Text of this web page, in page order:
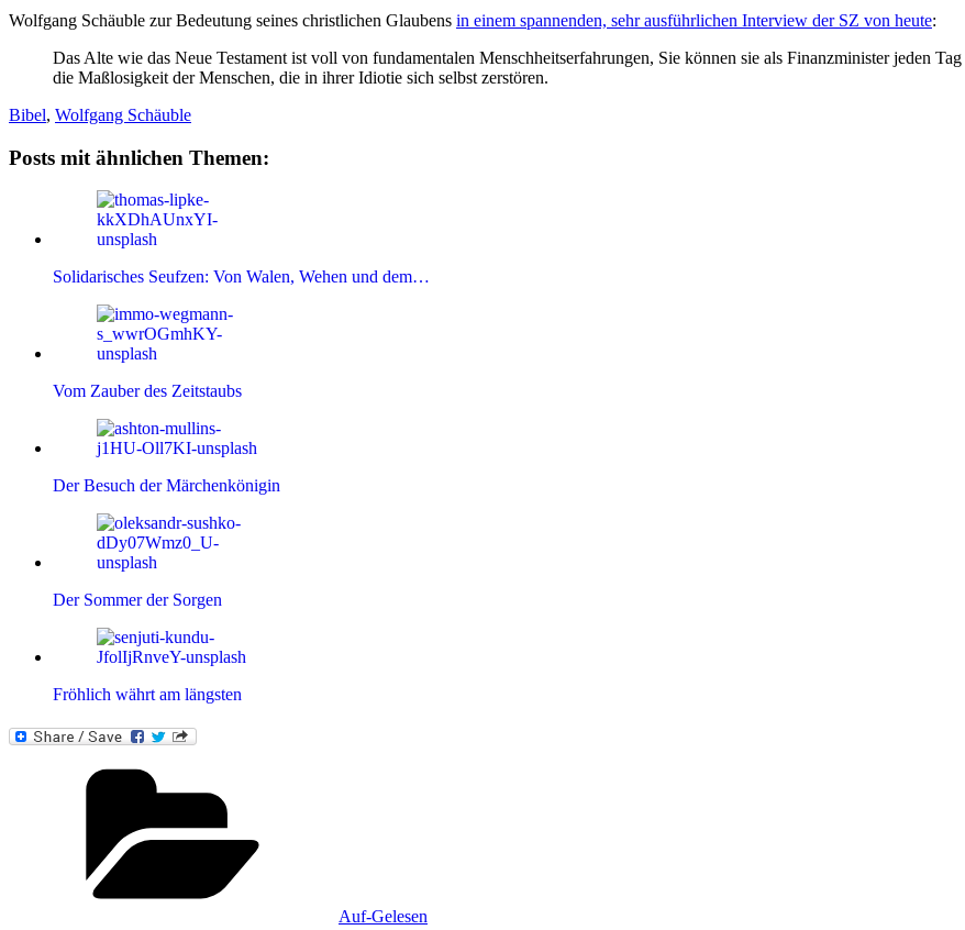
Wolfgang Schäuble zur Bedeutung seines christlichen Glaubens in einem spannenden, sehr ausführlichen Interview der SZ von heute:
Das Alte wie das Neue Testament ist voll von fundamentalen Menschheitserfahrungen, Sie können sie als Finanzminister jeden
die Maßlosigkeit der Menschen, die in ihrer Idiotie sich selbst zerstören.
Bibel, Wolfgang Schäuble
Posts mit ähnlichen Themen:
Solidarisches Seufzen: Von Walen, Wehen und dem…
Vom Zauber des Zeitstaubs
Der Besuch der Märchenkönigin
Der Sommer der Sorgen
Fröhlich währt am längsten
Auf-Gelesen